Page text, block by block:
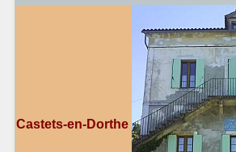
Castets-en-Dorthe